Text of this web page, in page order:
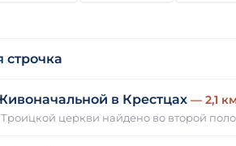
строчка
в Крестцах — 2,1 км
церкви найдено во второй